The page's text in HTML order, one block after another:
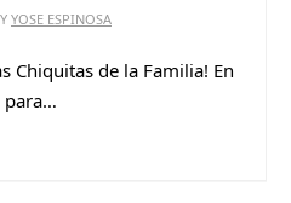
YOSE ESPINOSA
Chiquitas de la Familia! En
para…